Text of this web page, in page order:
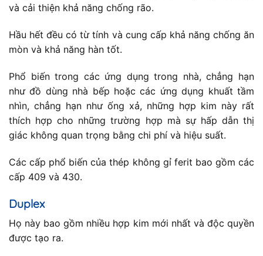
và cải thiện khả năng chống rão.
Hầu hết đều có từ tính và cung cấp khả năng chống ăn
mòn và khả năng hàn tốt.
Phổ biến trong các ứng dụng trong nhà, chẳng hạn
như đồ dùng nhà bếp hoặc các ứng dụng khuất tầm
nhìn, chẳng hạn như ống xả, những hợp kim này rất
thích hợp cho những trường hợp mà sự hấp dẫn thị
giác không quan trọng bằng chi phí và hiệu suất.
Các cấp phổ biến của thép không gỉ ferit bao gồm các
cấp 409 và 430.
Duplex
Họ này bao gồm nhiều hợp kim mới nhất và độc quyền
được tạo ra.